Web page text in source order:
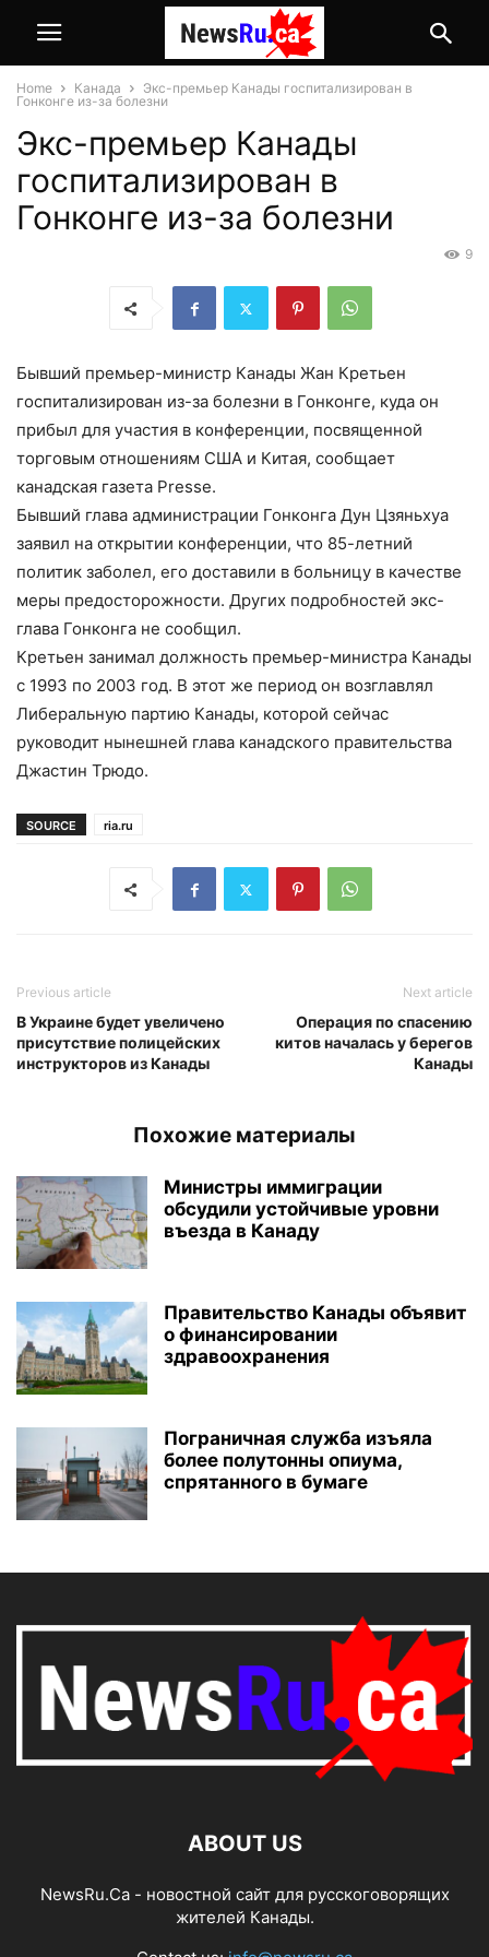
Home Канада
Экс-премьер Канады госпитализирован в
Гонконге из-за болезни
Экс-премьер Канады
госпитализирован в
Гонконге из-за болезни
9
Бывший премьер-министр Канады Жан Кретьен
госпитализирован из-за болезни в Гонконге, куда он
прибыл для участия в конференции, посвященной
торговым отношениям США и Китая, сообщает
канадская газета Presse.
Бывший глава администрации Гонконга Дун Цзяньхуа
заявил на открытии конференции, что 85-летний
политик заболел, его доставили в больницу в качестве
меры предосторожности. Других подробностей экс-
глава Гонконга не сообщил.
Кретьен занимал должность премьер-министра Канады
с 1993 по 2003 год. В этот же период он возглавлял
Либеральную партию Канады, которой сейчас
руководит нынешней глава канадского правительства
Джастин Трюдо.
SOURCE ria.ru
Previous article
В Украине будет увеличено
присутствие полицейских
инструкторов из Канады
Next article
Операция по спасению
китов началась у берегов
Канады
Похожие материалы
Министры иммиграции
обсудили устойчивые уровни
въезда в Канаду
Правительство Канады объявит
о финансировании
здравоохранения
Пограничная служба изъяла
более полутонны опиума,
спрятанного в бумаге
ABOUT US
NewsRu.Ca - новостной сайт для русскоговорящих
жителей Канады.